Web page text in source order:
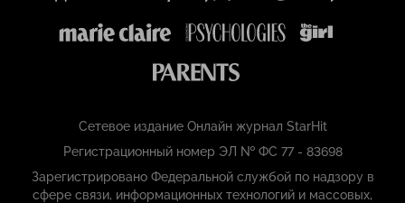
Сетевое издание Онлайн журнал StarHit
Регистрационный номер ЭЛ № ФС 77 - 83698
Зарегистрировано Федеральной службой по надзору в
сфере связи, информационных технологий и массовых,